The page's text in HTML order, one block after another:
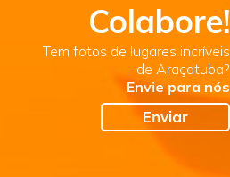
Colabore!
Tem fotos de lugares incríveis
de Araçatuba?
Envie para nós
Enviar